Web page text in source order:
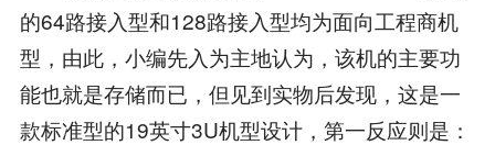
的64路接入型和128路接入型均为面向工程商机
型，由此，小编先入为主地认为，该机的主要功
能也就是存储而已，但见到实物后发现，这是一
款标准型的19英寸3U机型设计，第一反应则是：